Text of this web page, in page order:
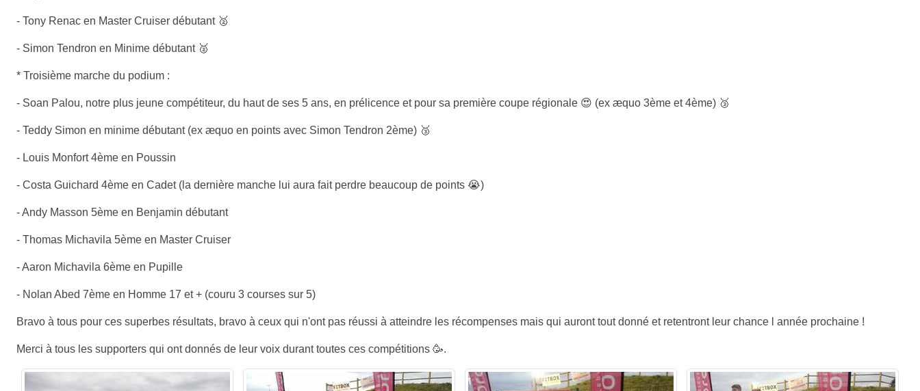
- Tony Renac en Master Cruiser débutant 🥈
- Simon Tendron en Minime débutant 🥈
* Troisième marche du podium :
- Soan Palou, notre plus jeune compétiteur, du haut de ses 5 ans, en prélicence et pour sa première coupe régionale 😍 (ex æquo 3ème et 4ème) 🥉
- Teddy Simon en minime débutant (ex æquo en points avec Simon Tendron 2ème) 🥉
- Louis Monfort 4ème en Poussin
- Costa Guichard 4ème en Cadet (la dernière manche lui aura fait perdre beaucoup de points 😭)
- Andy Masson 5ème en Benjamin débutant
- Thomas Michavila 5ème en Master Cruiser
- Aaron Michavila 6ème en Pupille
- Nolan Abed 7ème en Homme 17 et + (couru 3 courses sur 5)
Bravo à tous pour ces superbes résultats, bravo à ceux qui n'ont pas réussi à atteindre les récompenses mais qui auront tout donné et retentront leur chance l année prochaine !
Merci à tous les supporters qui ont donnés de leur voix durant toutes ces compétitions 🥳.